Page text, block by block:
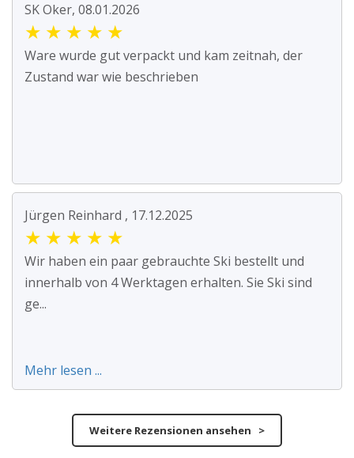
SK Oker, 08.01.2026
★ ★ ★ ★ ★
Ware wurde gut verpackt und kam zeitnah, der
Zustand war wie beschrieben
Jürgen Reinhard , 17.12.2025
★ ★ ★ ★ ★
Wir haben ein paar gebrauchte Ski bestellt und
innerhalb von 4 Werktagen erhalten. Sie Ski sind
ge...
Mehr lesen ...
Weitere Rezensionen ansehen >